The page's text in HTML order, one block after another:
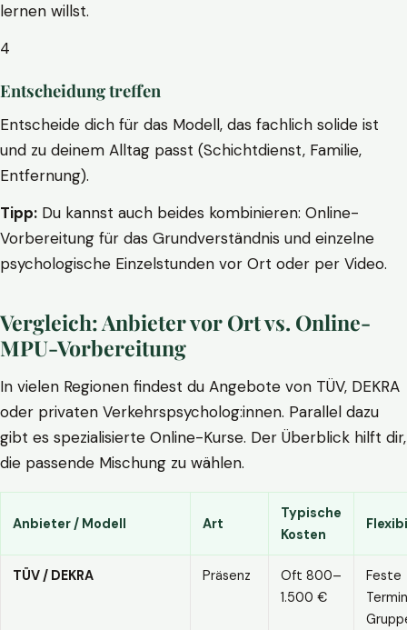
lernen willst.
4
Entscheidung treffen
Entscheide dich für das Modell, das fachlich solide ist
und zu deinem Alltag passt (Schichtdienst, Familie,
Entfernung).
Tipp: Du kannst auch beides kombinieren: Online-
Vorbereitung für das Grundverständnis und einzelne
psychologische Einzelstunden vor Ort oder per Video.
Vergleich: Anbieter vor Ort vs. Online-
MPU-Vorbereitung
In vielen Regionen findest du Angebote von TÜV, DEKRA
oder privaten Verkehrspsycholog:innen. Parallel dazu
gibt es spezialisierte Online-Kurse. Der Überblick hilft dir,
die passende Mischung zu wählen.
Anbieter / Modell Art
Typische
Kosten
TÜV / DEKRA Präsenz
Oft 800–
1.500 €
Feste